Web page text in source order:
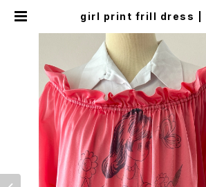
girl print frill dress |